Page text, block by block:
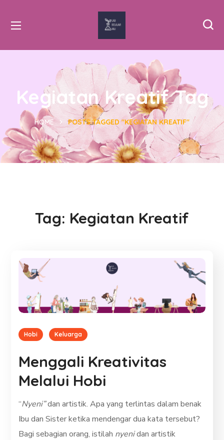
Kegiatan Kreatif Tag
HOME POSTS TAGGED "KEGIATAN KREATIF"
Tag: Kegiatan Kreatif
Hobi Keluarga
Menggali Kreativitas
Melalui Hobi
“Nyeni”dan artistik. Apa yang terlintas dalam benak
Ibu dan Sister ketika mendengar dua kata tersebut?
Bagi sebagian orang, istilah nyenidan artistik